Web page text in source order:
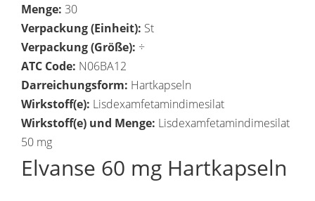
Menge: 30
Verpackung (Einheit): St
Verpackung (Größe): ÷
ATC Code: N06BA12
Darreichungsform: Hartkapseln
Wirkstoff(e): Lisdexamfetamindimesilat
Wirkstoff(e) und Menge: Lisdexamfetamindimesilat
50 mg
Elvanse 60 mg Hartkapseln